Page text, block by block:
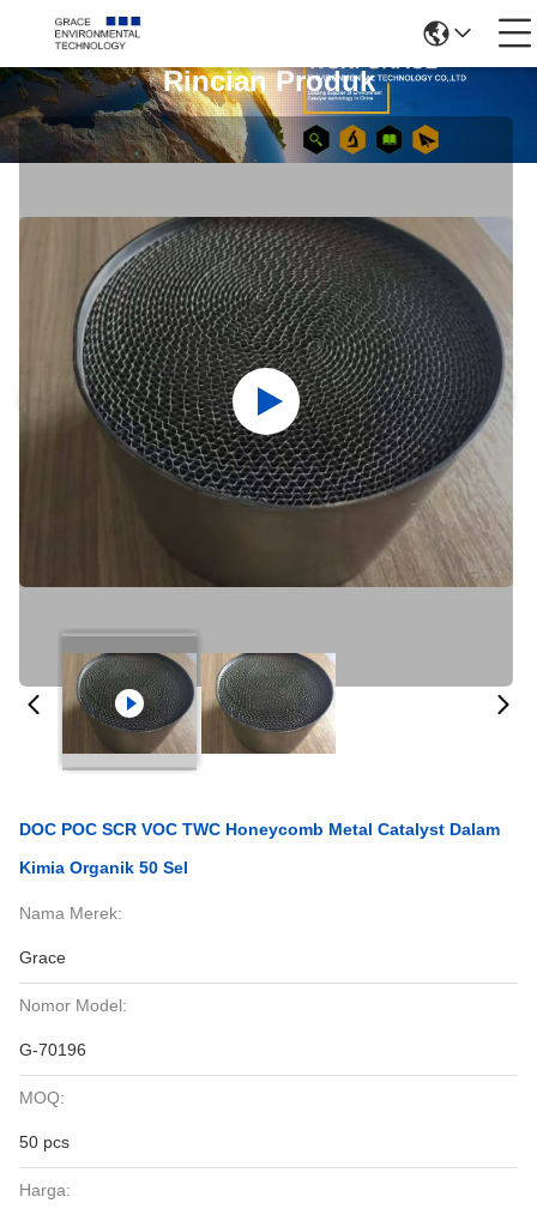
Rincian Produk
DOC POC SCR VOC TWC Honeycomb Metal Catalyst Dalam
Kimia Organik 50 Sel
Nama Merek:
Grace
Nomor Model:
G-70196
MOQ:
50 pcs
Harga: